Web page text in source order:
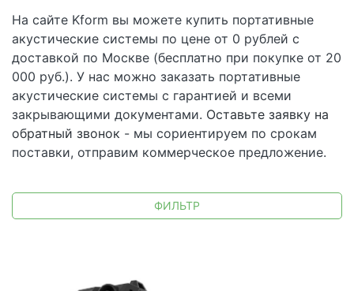
На сайте Kform вы можете купить портативные
акустические системы по цене от 0 рублей с
доставкой по Москве (бесплатно при покупке от 20
000 руб.). У нас можно заказать портативные
акустические системы с гарантией и всеми
закрывающими документами. Оставьте заявку на
обратный звонок - мы сориентируем по срокам
поставки, отправим коммерческое предложение.
ФИЛЬТР